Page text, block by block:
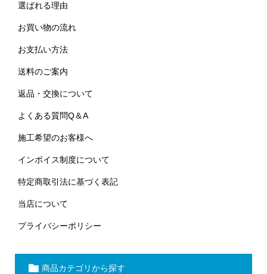
選ばれる理由
お買い物の流れ
お支払い方法
送料のご案内
返品・交換について
よくある質問Q＆A
施工希望のお客様へ
インボイス制度について
特定商取引法に基づく表記
当店について
プライバシーポリシー
商品カテゴリから探す